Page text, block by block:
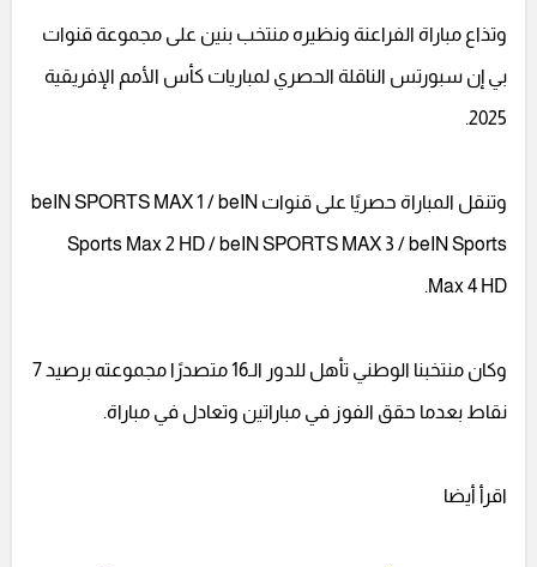
وتذاع مباراة الفراعنة ونظيره منتخب بنين على مجموعة قنوات
بي إن سبورتس الناقلة الحصري لمباريات كأس الأمم الإفريقية
2025.
وتنقل المباراة حصريًا على قنوات beIN SPORTS MAX 1 / beIN
Sports Max 2 HD / beIN SPORTS MAX 3 / beIN Sports
Max 4 HD.
وكان منتخبنا الوطني تأهل للدور الـ16 متصدرًا مجموعته برصيد 7
نقاط بعدما حقق الفوز في مباراتين وتعادل في مباراة.
اقرأ أيضا